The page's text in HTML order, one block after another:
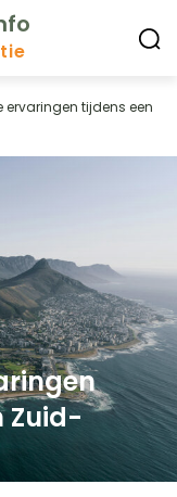
ervaringen tijdens een
Zuid-